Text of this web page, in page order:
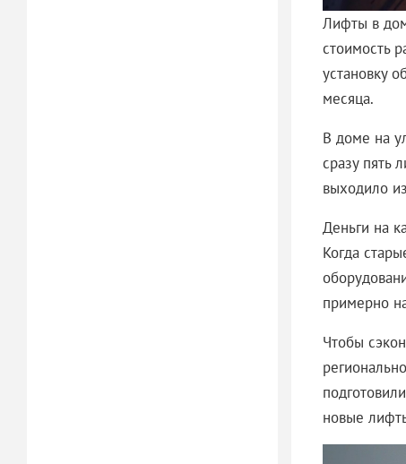
Лифты в
стоимость
установку
месяца.
В доме на
сразу пять
выходило
Деньги на
Когда
примерно
Чтобы
новые